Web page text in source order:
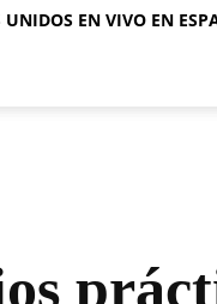
UNIDOS EN VIVO EN